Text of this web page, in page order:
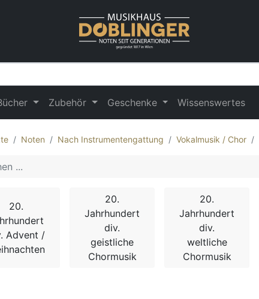
Zubehör Geschenke Wissenswertes
Noten Nach Instrumentengattung Vokalmusik / Chor
20.
Advent /
20.
Jahrhundert
div.
geistliche
Chormusik
20.
Jahrhundert
div.
weltliche
Chormusik